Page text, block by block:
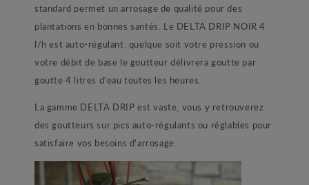
standard permet un arrosage de qualité pour des
plantations en bonnes santés. Le DELTA DRIP NOIR 4
l/h est auto-régulant, quelque soit votre pression ou
votre débit de base le goutteur délivrera goutte par
goutte 4 litres d'eau toutes les heures.
La gamme DELTA DRIP est vaste, vous y retrouverez
des goutteurs sur pics auto-régulants ou réglables pour
satisfaire vos besoins d'arrosage.